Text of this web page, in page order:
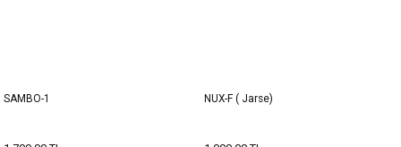
SAMBO-1 NUX-F ( Jarse)